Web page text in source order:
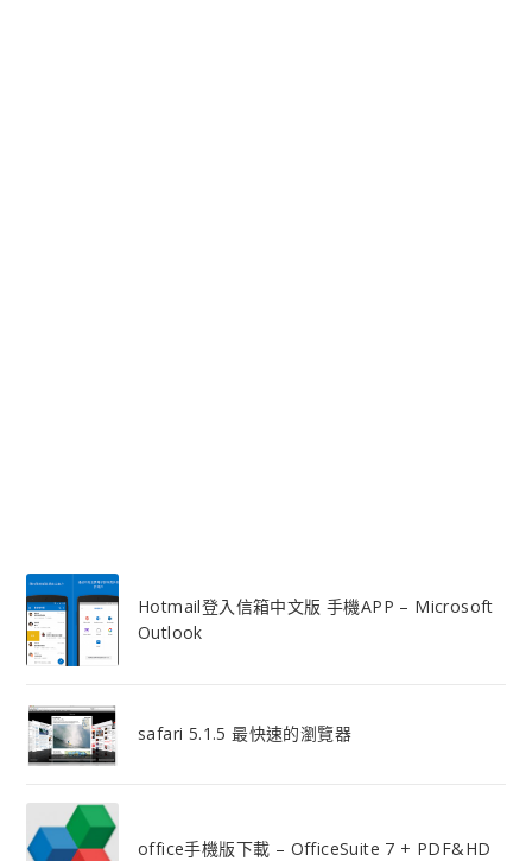
Hotmail登入信箱中文版 手機APP – Microsoft
Outlook
safari 5.1.5 最快速的瀏覽器
office手機版下載 – OfficeSuite 7 + PDF&HD